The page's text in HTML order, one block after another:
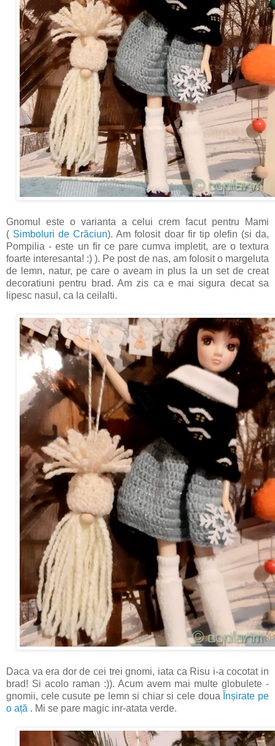
Gnomul este o varianta a celui crem facut pentru Mami
( Simboluri de Crăciun). Am folosit doar fir tip olefin (si da,
Pompilia - este un fir ce pare cumva impletit, are o textura
foarte interesanta! :) ). Pe post de nas, am folosit o margeluta
de lemn, natur, pe care o aveam in plus la un set de creat
decoratiuni pentru brad. Am zis ca e mai sigura decat sa
lipesc nasul, ca la ceilalti.
Daca va era dor de cei trei gnomi, iata ca Risu i-a cocotat in
brad! Si acolo raman :)). Acum avem mai multe globulete -
gnomii, cele cusute pe lemn si chiar si cele doua Înșirate pe
o ață . Mi se pare magic inr-atata verde.